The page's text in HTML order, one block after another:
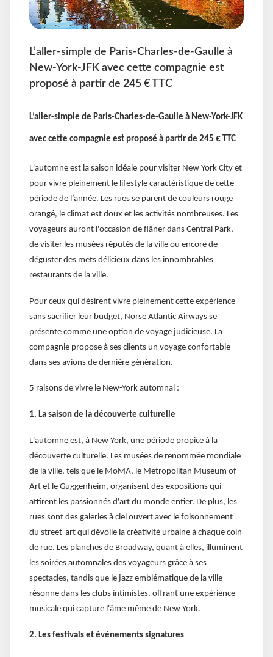
L’aller-simple de Paris-Charles-de-Gaulle à
New-York-JFK avec cette compagnie est
proposé à partir de 245 € TTC
L’aller-simple de Paris-Charles-de-Gaulle à New-York-JFK
avec cette compagnie est proposé à partir de 245 € TTC
L'automne est la saison idéale pour visiter New York City et
pour vivre pleinement le lifestyle caractéristique de cette
période de l’année. Les rues se parent de couleurs rouge
orangé, le climat est doux et les activités nombreuses. Les
voyageurs auront l'occasion de flâner dans Central Park,
de visiter les musées réputés de la ville ou encore de
déguster des mets délicieux dans les innombrables
restaurants de la ville.
Pour ceux qui désirent vivre pleinement cette expérience
sans sacrifier leur budget, Norse Atlantic Airways se
présente comme une option de voyage judicieuse. La
compagnie propose à ses clients un voyage confortable
dans ses avions de dernière génération.
5 raisons de vivre le New-York automnal :
1. La saison de la découverte culturelle
L'automne est, à New York, une période propice à la
découverte culturelle. Les musées de renommée mondiale
de la ville, tels que le MoMA, le Metropolitan Museum of
Art et le Guggenheim, organisent des expositions qui
attirent les passionnés d'art du monde entier. De plus, les
rues sont des galeries à ciel ouvert avec le foisonnement
du street-art qui dévoile la créativité urbaine à chaque coin
de rue. Les planches de Broadway, quant à elles, illuminent
les soirées automnales des voyageurs grâce à ses
spectacles, tandis que le jazz emblématique de la ville
résonne dans les clubs intimistes, offrant une expérience
musicale qui capture l'âme même de New York.
2. Les festivals et événements signatures